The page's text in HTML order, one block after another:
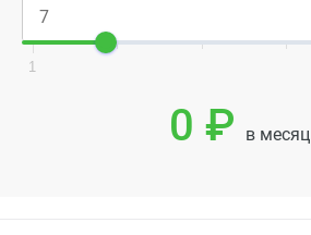
1
0 ₽ в месяц